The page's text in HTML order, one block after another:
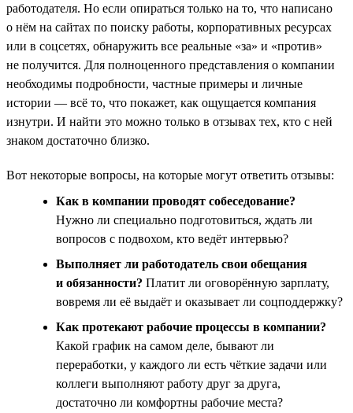
работодателя. Но если опираться только на то, что написано
о нём на сайтах по поиску работы, корпоративных ресурсах
или в соцсетях, обнаружить все реальные «за» и «против»
не получится. Для полноценного представления о компании
необходимы подробности, частные примеры и личные
истории — всё то, что покажет, как ощущается компания
изнутри. И найти это можно только в отзывах тех, кто с ней
знаком достаточно близко.
Вот некоторые вопросы, на которые могут ответить отзывы:
Как в компании проводят собеседование?
Нужно ли специально подготовиться, ждать ли
вопросов с подвохом, кто ведёт интервью?
Выполняет ли работодатель свои обещания
и обязанности? Платит ли оговорённую зарплату,
вовремя ли её выдаёт и оказывает ли соцподдержку?
Как протекают рабочие процессы в компании?
Какой график на самом деле, бывают ли
переработки, у каждого ли есть чёткие задачи или
коллеги выполняют работу друг за друга,
достаточно ли комфортны рабочие места?